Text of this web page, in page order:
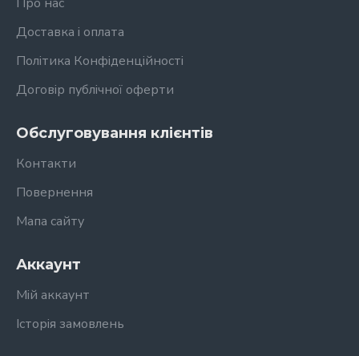
Доставка і оплата
Політика Конфіденційності
Договір публічної оферти
Обслуговування клієнтів
Контакти
Повернення
Мапа сайту
Аккаунт
Мій аккаунт
Історія замовлень